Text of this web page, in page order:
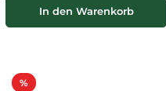
In den Warenkorb
%Rabatt